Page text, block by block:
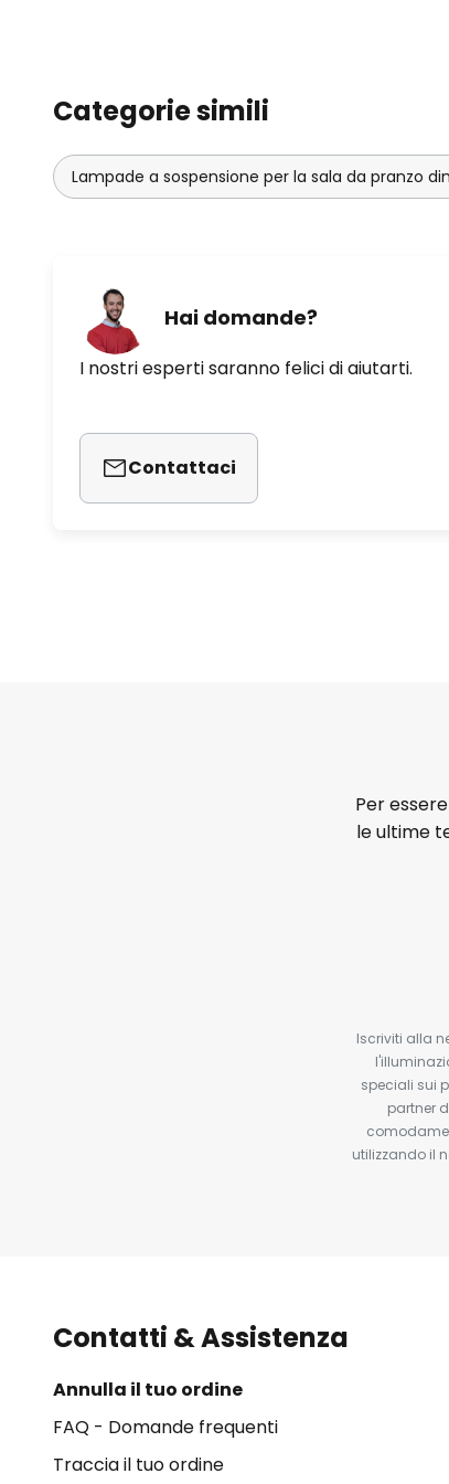
Categorie simili
Lampade a sospensione per la sala da pranzo
Hai domande?
I nostri esperti saranno felici di aiutarti.
Contattaci
Per
le ultime
Iscriviti alla
speciali sui
partner
utilizzando il
Contatti & Assistenza
Annulla il tuo ordine
FAQ - Domande frequenti
Traccia il tuo ordine